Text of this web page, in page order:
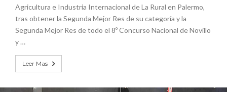
Agricultura e Industria Internacional de La Rural en Palermo,
tras obtener la Segunda Mejor Res de su categoría y la
Segunda Mejor Res de todo el 8º Concurso Nacional de Novillo
y …
Leer Mas